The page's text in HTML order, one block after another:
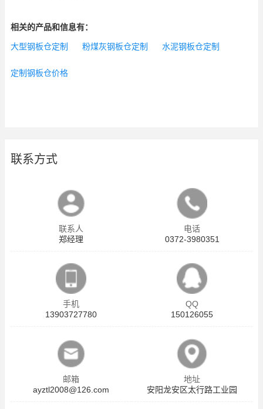
相关的产品和信息有：
大型钢板仓定制 粉煤灰钢板仓定制 水泥钢板仓定制
定制钢板仓价格
联系方式
联系人
郑经理
电话
0372-3980351
手机
13903727780
QQ
150126055
邮箱
ayztl2008@126.com
地址
安阳龙安区太行路工业园